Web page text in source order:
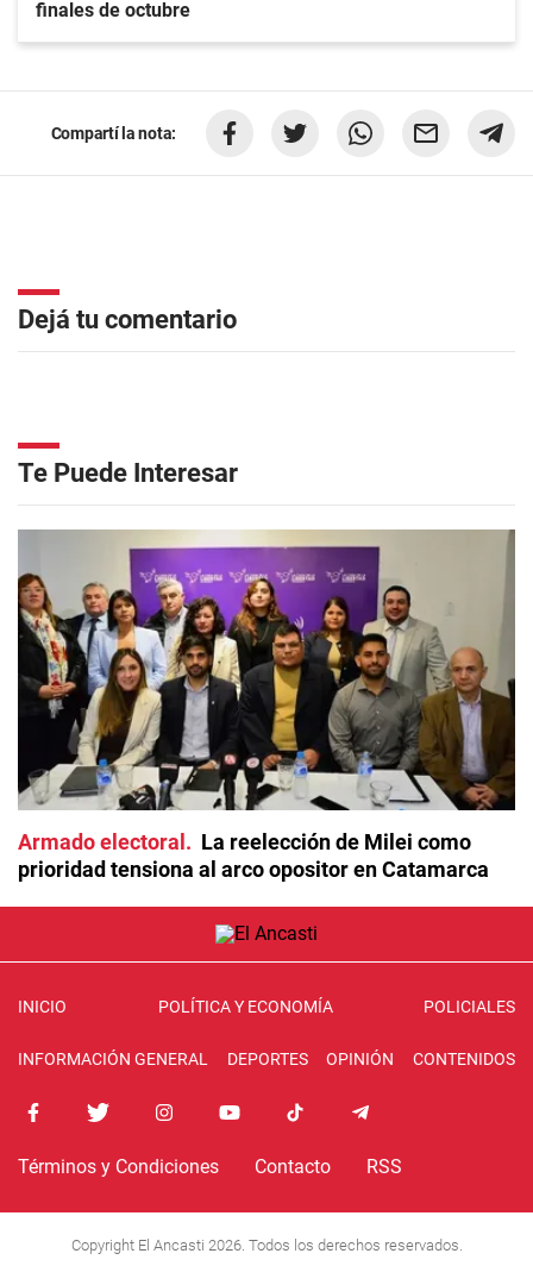
finales de octubre
Compartí la nota:
Dejá tu comentario
Te Puede Interesar
Armado electoral
La reelección de Milei como
prioridad tensiona al arco opositor en Catamarca
INICIO POLÍTICA Y ECONOMÍA POLICIALES
INFORMACIÓN GENERAL DEPORTES OPINIÓN CONTENIDOS
Términos y Condiciones Contacto RSS
Copyright El Ancasti 2026. Todos los derechos reservados.